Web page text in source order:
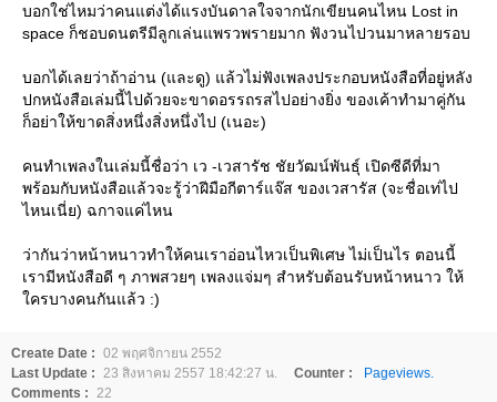
บอกใช่ไหมว่าคนแต่งได้แรงบันดาลใจจากนักเขียนคนไหน Lost in
space ก็ชอบดนตรีมีลูกเล่นแพรวพรายมาก ฟังวนไปวนมาหลายรอบ
บอกได้เลยว่าถ้าอ่าน (และดู) แล้วไม่ฟังเพลงประกอบหนังสือที่อยู่หลัง
ปกหนังสือเล่มนี้ไปด้วยจะขาดอรรถรสไปอย่างยิ่ง ของเค้าทำมาคู่กัน
ก็อย่าให้ขาดสิ่งหนึ่งสิ่งหนึ่งไป (เนอะ)
คนทำเพลงในเล่มนี้ชื่อว่า เว -เวสารัช ชัยวัฒน์พันธุ์ เปิดซีดีที่มา
พร้อมกับหนังสือแล้วจะรู้ว่าฝีมือกีตาร์แจ๊ส ของเวสารัส (จะชื่อเท่ไป
ไหนเนี่ย) ฉกาจแค่ไหน
ว่ากันว่าหน้าหนาวทำให้คนเราอ่อนไหวเป็นพิเศษ ไม่เป็นไร ตอนนี้
เรามีหนังสือดี ๆ ภาพสวยๆ เพลงแจ่มๆ สำหรับต้อนรับหน้าหนาว ให้
ครบางคนกันแล้ว :)
Create Date : 02 พฤศจิกายน 2552
Last Update : 23 สิงหาคม 2557 18:42:27 น. Counter :
Pageviews.
Comments : 22